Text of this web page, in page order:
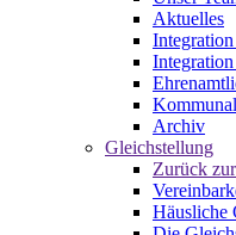
Aktuelles
Archiv
Gleichstellung
Zurück
Häusliche